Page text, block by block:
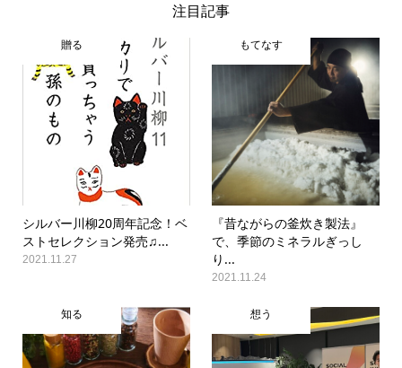
注目記事
贈る
シルバー川柳20周年記念！ベ
ストセレクション発売♫...
2021.11.27
もてなす
『昔ながらの釜炊き製法』
で、季節のミネラルぎっし
り...
2021.11.24
知る 想う